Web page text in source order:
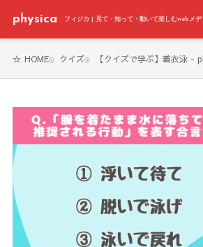
physica フィジカ | 見て・知って・動いて楽しむwebメデ
HOME クイズ 【クイズで学ぶ】着衣泳 -